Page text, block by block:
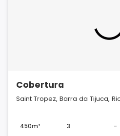
Cobertura
Saint Tropez, Barra da Tijuca,
450m² 3 -